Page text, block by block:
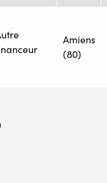
Amiens
(80)